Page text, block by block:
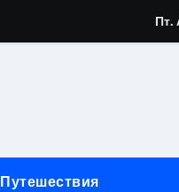
Пт.
Путешествия